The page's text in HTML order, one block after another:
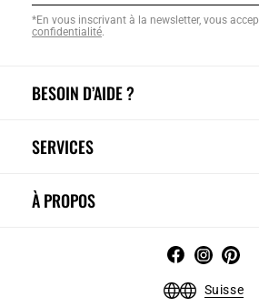
BESOIN D’AIDE ?
SERVICES
À PROPOS
*En vous inscrivant à la newsletter, vous
confidentialité.
Suisse